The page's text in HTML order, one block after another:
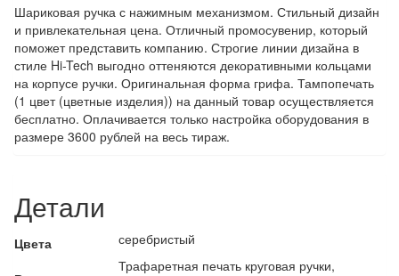
Шариковая ручка с нажимным механизмом. Стильный дизайн
и привлекательная цена. Отличный промосувенир, который
поможет представить компанию. Строгие линии дизайна в
стиле Hi-Tech выгодно оттеняются декоративными кольцами
на корпусе ручки. Оригинальная форма грифа. Тампопечать
(1 цвет (цветные изделия)) на данный товар осуществляется
бесплатно. Оплачивается только настройка оборудования в
размере 3600 рублей на весь тираж.
Детали
Цвета серебристый
Трафаретная печать круговая ручки,